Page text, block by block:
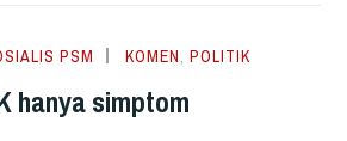
PSM KOMEN,POLITIK
hanya simptom